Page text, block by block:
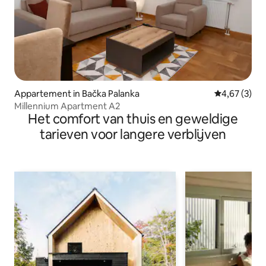
Appartement in Bačka Palanka
4,67 (3)
Millennium Apartment A2
Het comfort van thuis en geweldige
tarieven voor langere verblijven